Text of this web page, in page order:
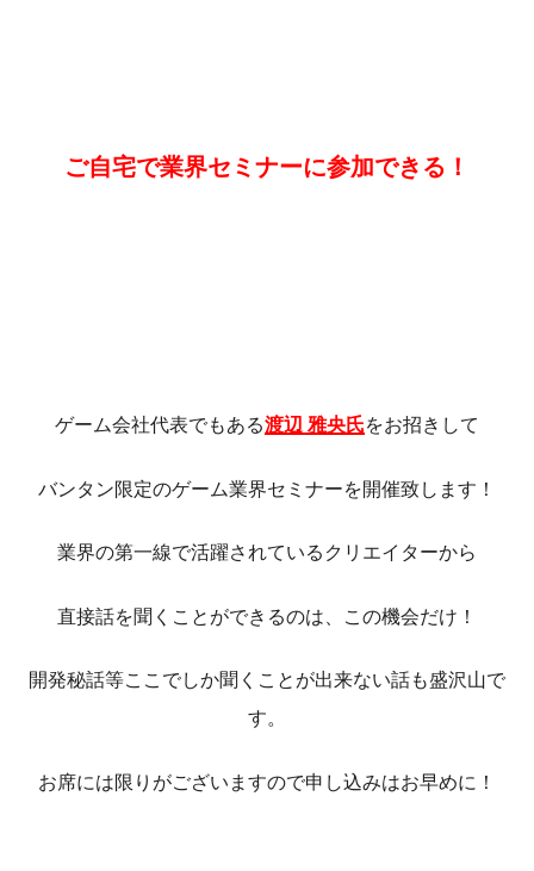
ご自宅で業界セミナーに参加できる！
ゲーム会社代表でもある渡辺 雅央氏をお招きして
バンタン限定のゲーム業界セミナーを開催致します！
業界の第一線で活躍されているクリエイターから
直接話を聞くことができるのは、この機会だけ！
開発秘話等ここでしか聞くことが出来ない話も盛沢山で
す。
お席には限りがございますので申し込みはお早めに！